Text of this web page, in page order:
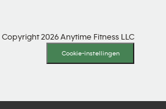
Copyright 2026 Anytime Fitness LLC
Cookie-instellingen